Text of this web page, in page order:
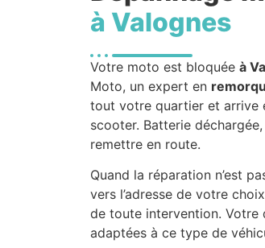
à Valognes
Votre moto est bloquée à
Moto, un expert en
tout votre quartier et arrive
scooter. Batterie
remettre en route.
Quand la réparation n’est
vers l’adresse de votre
de toute intervention. Votre
adaptées à ce type de